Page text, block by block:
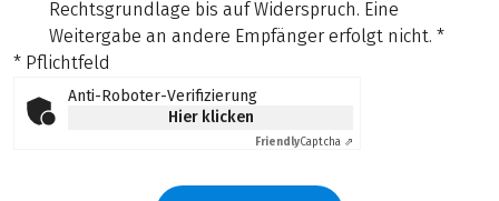
Rechtsgrundlage bis auf Widerspruch. Eine
Weitergabe an andere Empfänger erfolgt nicht. *
* Pflichtfeld
Anti-Roboter-Verifizierung
Hier klicken
FriendlyCaptcha ⇗